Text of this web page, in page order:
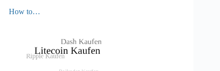
How to…